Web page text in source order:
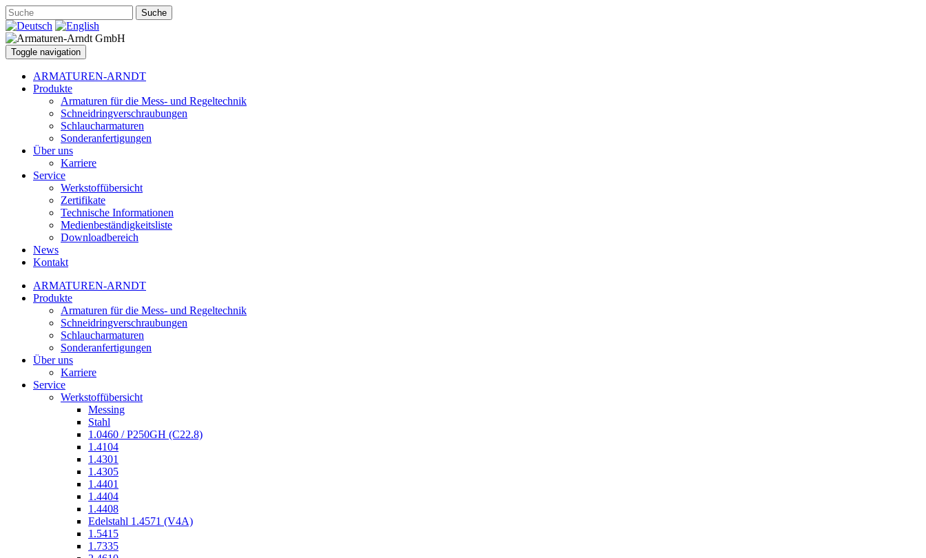
Suche
Toggle navigation
ARMATUREN-ARNDT
Produkte
Armaturen für die Mess- und Regeltechnik
Schneidringverschraubungen
Schlaucharmaturen
Sonderanfertigungen
Über uns
Karriere
Service
Werkstoffübersicht
Zertifikate
Technische Informationen
Medienbeständigkeitsliste
Downloadbereich
News
Kontakt
ARMATUREN-ARNDT
Produkte
Armaturen für die Mess- und Regeltechnik
Schneidringverschraubungen
Schlaucharmaturen
Sonderanfertigungen
Über uns
Karriere
Service
Werkstoffübersicht
Messing
Stahl
1.0460 / P250GH (C22.8)
1.4104
1.4301
1.4305
1.4401
1.4404
1.4408
Edelstahl 1.4571 (V4A)
1.5415
1.7335